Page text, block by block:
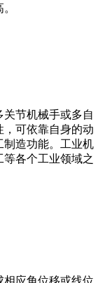
节机械手或多自
，可依靠自身的动
制造功能。工业机
各个工业领域之